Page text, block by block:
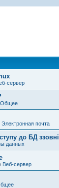
сервер
Общее
Электронная почта
до БД ззовні
данных
Веб-сервер